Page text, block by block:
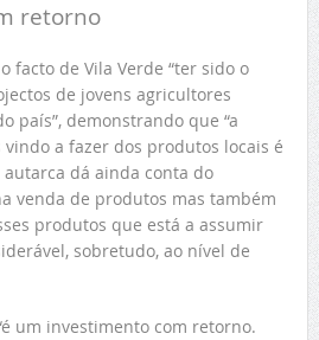
retorno
facto de Vila Verde “ter sido o
de jovens agricultores
país”, demonstrando que “a
a fazer dos produtos locais é
autarca dá ainda conta do
venda de produtos mas também
produtos que está a assumir
sobretudo, ao nível de
um investimento com retorno.